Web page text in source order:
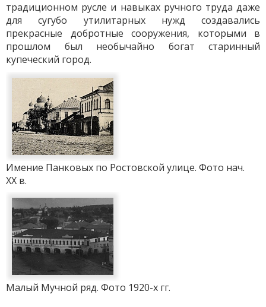
традиционном русле и навыках ручного труда даже
для сугубо утилитарных нужд создавались
прекрасные добротные сооружения, которыми в
прошлом был необычайно богат старинный
купеческий город.
Имение Панковых по Ростовской улице. Фото нач.
ХХ в.
Малый Мучной ряд. Фото 1920-х гг.